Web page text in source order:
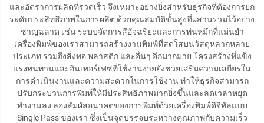
และอัตราการผลิตที่รวดเร็ว จึงเหมาะอย่างยิ่งสำหรับธุรกิจที่ต้องการยก
ระดับประสิทธิภาพในการผลิต ด้วยคุณสมบัติขั้นสูงที่ผสานรวมไว้อย่าง
ชาญฉลาด เช่น ระบบจัดการสีอัจฉริยะและการพ่นหมึกที่แม่นยำ
เครื่องพิมพ์ของเราสามารถสร้างงานพิมพ์ที่สดใสบนวัสดุหลากหลาย
ประเภท รวมถึงสิ่งทอ พลาสติก และอื่นๆ อีกมากมาย โครงสร้างที่แข็ง
แรงทนทานและอินเทอร์เฟซที่ใช้งานง่ายยังช่วยเสริมความเสถียรใน
การดำเนินงานและความสะดวกในการใช้งาน ทำให้ธุรกิจสามารถ
ปรับกระบวนการพิมพ์ให้มีประสิทธิภาพมากยิ่งขึ้นและลดเวลาหยุด
ทำงานลง ลองสัมผัสอนาคตของการพิมพ์ด้วยเครื่องพิมพ์ดิจิทัลแบบ
Single Pass ของเรา ซึ่งเป็นจุดบรรจบระหว่างคุณภาพกับความเร็ว